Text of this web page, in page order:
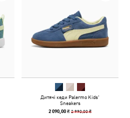
Дитячі кеди Palermo Kids'
Sneakers
2 090,00 ₴2 990,00 ₴